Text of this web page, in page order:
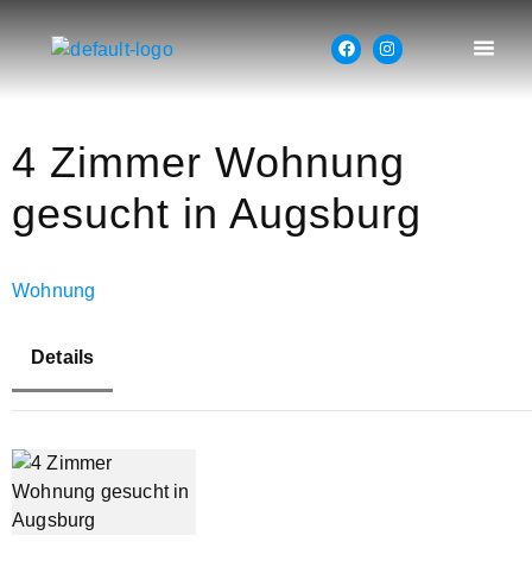
4 Zimmer Wohnung
gesucht in Augsburg
Wohnung
Details